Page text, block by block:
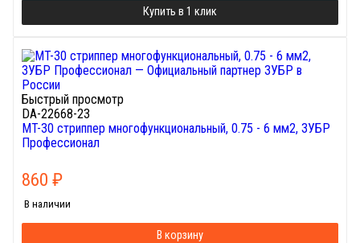
Купить в 1 клик
Быстрый просмотр
DA-22668-23
МT-30 стриппер многофункциональный, 0.75 - 6 мм2, ЗУБР
Профессионал
860 ₽
В наличии
В корзину